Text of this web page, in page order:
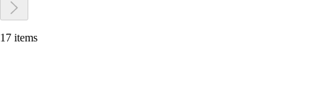
17 items